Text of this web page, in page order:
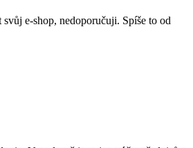
e-shop, nedoporučuji. Spíše to od